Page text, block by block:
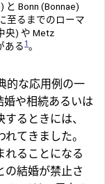
と Bonn (Bonnae)
至るまでのローマ
央) や Metz
ある1。
的な応用例の一
婚や相続あるいは
るときには、
てきました。
れることになる
の結婚が禁止さ